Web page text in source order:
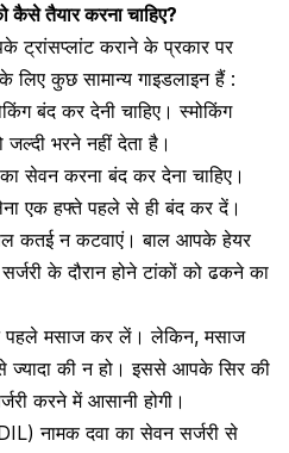
कैसे तैयार करना चाहिए?
ट्रांसप्लांट कराने के प्रकार पर
लिए कुछ सामान्य गाइडलाइन हैं :
बंद कर देनी चाहिए।स्मोकिंग
जल्दी भरने नहीं देता है।
सेवनकरना बंद कर देना चाहिए।
एक हफ्ते पहले से ही बंद कर दें।
कतई न कटवाएं। बाल आपके हेयर
के दौरान होने टांकों को ढकने का
पहलेमसाजकर लें। लेकिन, मसाज
की न हो। इससे आपके सिर की
करने में आसानी होगी।
नामक दवा का सेवन सर्जरी से